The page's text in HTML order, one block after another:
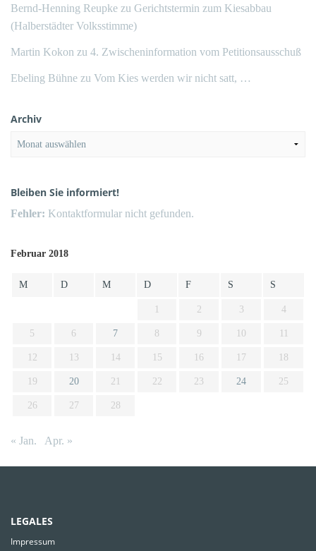
Bernd-Henning Reupke zu Gerichtstermin zum Kiesabbau
(Halberstädter Volksstimme)
Martin Kokon zu 4. Zwischeninformation vom Petitionsausschuß
Ebeling Bühne zu Vom Kies werden wir nicht satt, …
Archiv
Archiv
Bleiben Sie informiert!
Fehler: Kontaktformular nicht gefunden.
Februar 2018
M D M D F S S
2 3 4
5 6 7 8 9 10
12 13 14 15 16 17 18
19 20 21 22 23 24 25
26 27 28
« Jan. Apr. »
LEGALES
Impressum